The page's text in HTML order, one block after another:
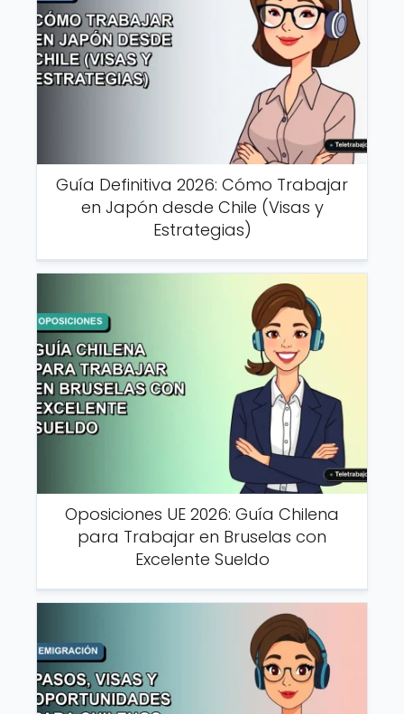
Guía Definitiva 2026: Cómo Trabajar
en Japón desde Chile (Visas y
Estrategias)
Oposiciones UE 2026: Guía Chilena
para Trabajar en Bruselas con
Excelente Sueldo